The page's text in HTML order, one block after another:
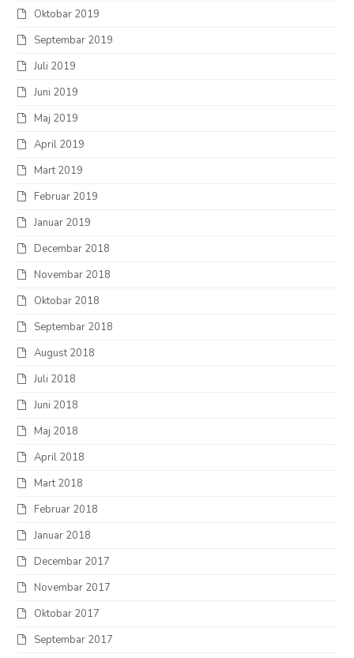
Oktobar 2019
Septembar 2019
Juli 2019
Juni 2019
Maj 2019
April 2019
Mart 2019
Februar 2019
Januar 2019
Decembar 2018
Novembar 2018
Oktobar 2018
Septembar 2018
August 2018
Juli 2018
Juni 2018
Maj 2018
April 2018
Mart 2018
Februar 2018
Januar 2018
Decembar 2017
Novembar 2017
Oktobar 2017
Septembar 2017